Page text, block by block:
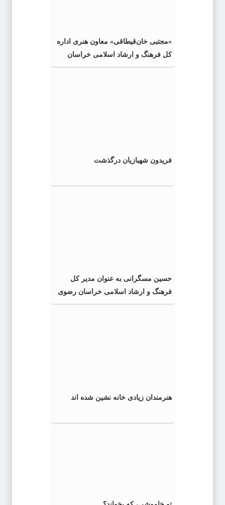
«مجتبی خان‌قیطاقی» معاون هنری اداره
کل فرهنگ و ارشاد اسلامی خراسان
رضوی شد
فریدون شهبازیان درگذشت
حسین مسگرانی به عنوان مدیر کل
فرهنگ و ارشاد اسلامی خراسان رضوی
معرفی شد
هنرمندان زیادی خانه نشین شده اند